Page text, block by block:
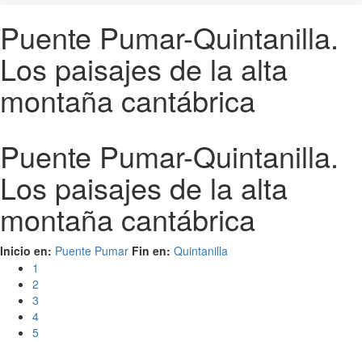
Puente Pumar-Quintanilla.
Los paisajes de la alta
montaña cantábrica
Puente Pumar-Quintanilla.
Los paisajes de la alta
montaña cantábrica
Inicio en: Puente Pumar Fin en: Quintanilla
1
2
3
4
5